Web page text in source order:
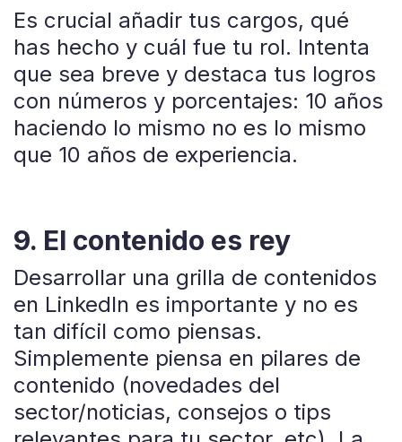
Es crucial añadir tus cargos, qué
has hecho y cuál fue tu rol. Intenta
que sea breve y destaca tus logros
con números y porcentajes: 10 años
haciendo lo mismo no es lo mismo
que 10 años de experiencia.
9. El contenido es rey
Desarrollar una grilla de contenidos
en LinkedIn es importante y no es
tan difícil como piensas.
Simplemente piensa en pilares de
contenido (novedades del
sector/noticias, consejos o tips